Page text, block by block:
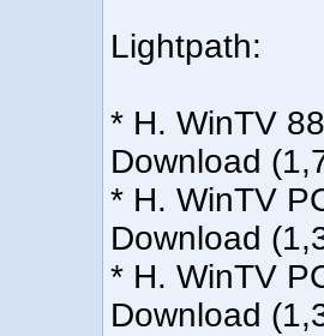
Lightpath:
* H. WinTV
Download
* H. WinTV
Download
* H. WinTV
Download